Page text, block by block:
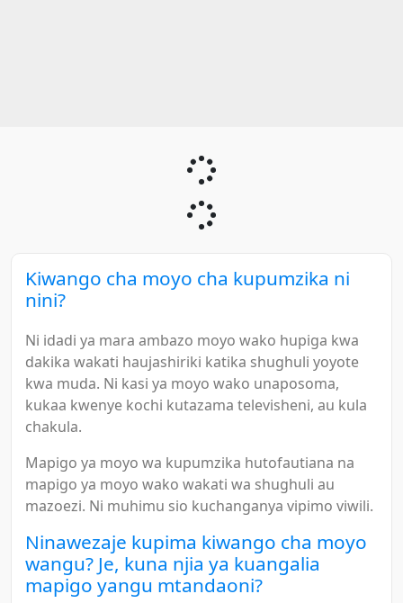
Kiwango cha moyo cha kupumzika ni
nini?
Ni idadi ya mara ambazo moyo wako hupiga kwa
dakika wakati haujashiriki katika shughuli yoyote
kwa muda. Ni kasi ya moyo wako unaposoma,
kukaa kwenye kochi kutazama televisheni, au kula
chakula.
Mapigo ya moyo wa kupumzika hutofautiana na
mapigo ya moyo wako wakati wa shughuli au
mazoezi. Ni muhimu sio kuchanganya vipimo viwili.
Ninawezaje kupima kiwango cha moyo
wangu? Je, kuna njia ya kuangalia
mapigo yangu mtandaoni?